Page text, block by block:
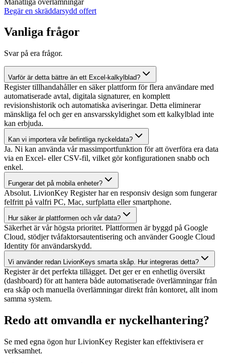
Begär en skräddarsydd offert
Vanliga frågor
Svar på era frågor.
Varför är detta bättre än ett Excel-kalkylblad?
Register tillhandahåller en säker plattform för flera användare med
automatiserade avtal, digitala signaturer, en komplett
revisionshistorik och automatiska aviseringar. Detta eliminerar
mänskliga fel och ger en ansvarsskyldighet som ett kalkylblad inte
kan erbjuda.
Kan vi importera vår befintliga nyckeldata?
Ja. Ni kan använda vår massimportfunktion för att överföra era data
via en Excel- eller CSV-fil, vilket gör konfigurationen snabb och
enkel.
Fungerar det på mobila enheter?
Absolut. LivionKey Register har en responsiv design som fungerar
felfritt på valfri PC, Mac, surfplatta eller smartphone.
Hur säker är plattformen och vår data?
Säkerhet är vår högsta prioritet. Plattformen är byggd på Google
Cloud, stödjer tvåfaktorsautentisering och använder Google Cloud
Identity för användarskydd.
Vi använder redan LivionKeys smarta skåp. Hur integreras detta?
Register är det perfekta tillägget. Det ger er en enhetlig översikt
(dashboard) för att hantera både automatiserade överlämningar från
era skåp och manuella överlämningar direkt från kontoret, allt inom
samma system.
Redo att omvandla er nyckelhantering?
Se med egna ögon hur LivionKey Register kan effektivisera er
verksamhet.